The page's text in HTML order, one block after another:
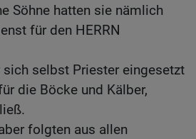
Söhne hatten sie nämlich
für den HERRN
sich selbst Priester eingesetzt
die Böcke und Kälber,
folgten aus allen